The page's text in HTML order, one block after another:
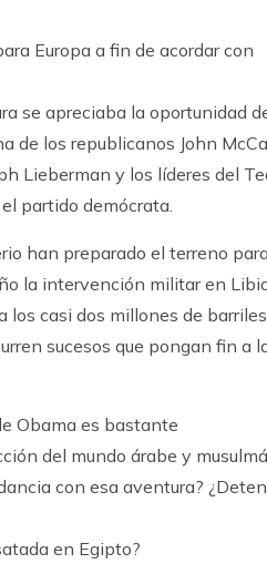
Europa a fin de acordar con
se apreciaba la oportunidad
de los republicanos John
Lieberman y los líderes del
partido demócrata.
han preparado el terreno
la intervención militar en
los casi dos millones de
sucesos que pongan fin a
Obama es bastante
del mundo árabe y
con esa aventura?
en Egipto?